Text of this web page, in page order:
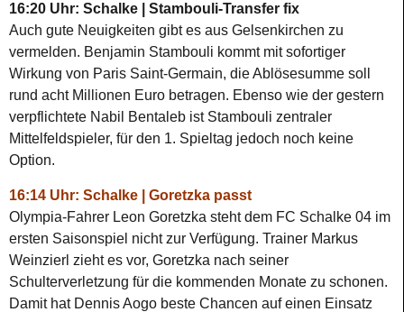
16:20 Uhr: Schalke | Stambouli-Transfer fix
Auch gute Neuigkeiten gibt es aus Gelsenkirchen zu
vermelden. Benjamin Stambouli kommt mit sofortiger
Wirkung von Paris Saint-Germain, die Ablösesumme soll
rund acht Millionen Euro betragen. Ebenso wie der gestern
verpflichtete Nabil Bentaleb ist Stambouli zentraler
Mittelfeldspieler, für den 1. Spieltag jedoch noch keine
Option.
16:14 Uhr: Schalke | Goretzka passt
Olympia-Fahrer Leon Goretzka steht dem FC Schalke 04 im
ersten Saisonspiel nicht zur Verfügung. Trainer Markus
Weinzierl zieht es vor, Goretzka nach seiner
Schulterverletzung für die kommenden Monate zu schonen.
Damit hat Dennis Aogo beste Chancen auf einen Einsatz